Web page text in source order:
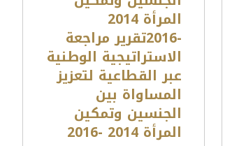
المرأة 2014
-2016تقرير مراجعة
الاستراتيجية الوطنية
عبر القطاعية لتعزيز
المساواة بين
الجنسين وتمكين
المرأة 2014 -2016